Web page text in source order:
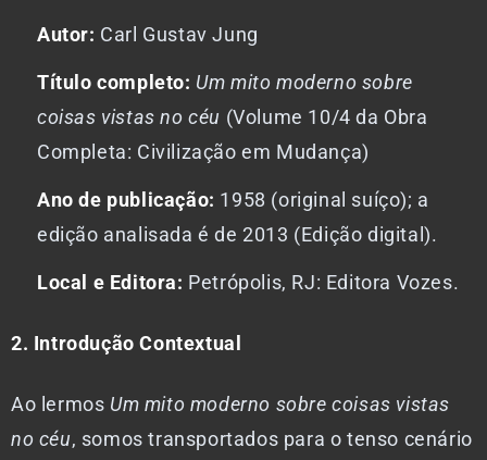
Autor: Carl Gustav Jung
Título completo: Um mito moderno sobre
coisas vistas no céu (Volume 10/4 da Obra
Completa: Civilização em Mudança)
Ano de publicação: 1958 (original suíço); a
edição analisada é de 2013 (Edição digital).
Local e Editora: Petrópolis, RJ: Editora Vozes.
2. Introdução Contextual
Ao lermos Um mito moderno sobre coisas vistas
no céu, somos transportados para o tenso cenário